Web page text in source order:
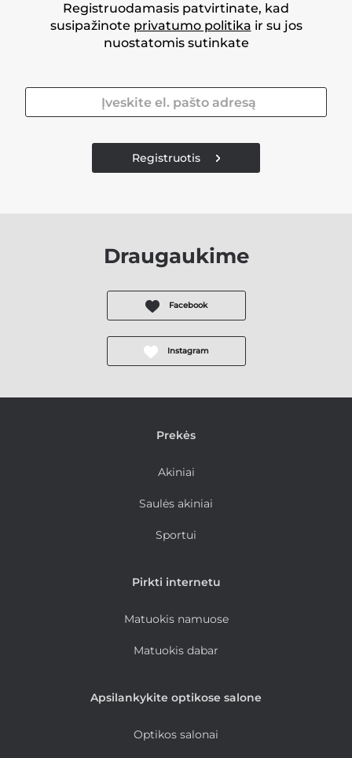
Registruodamasis patvirtinate, kad
susipažinote privatumo politika ir su jos
nuostatomis sutinkate
Registruotis
Draugaukime
Facebook
Instagram
Prekės
Akiniai
Saulės akiniai
Sportui
Pirkti internetu
Matuokis namuose
Matuokis dabar
Apsilankykite optikose salone
Optikos salonai